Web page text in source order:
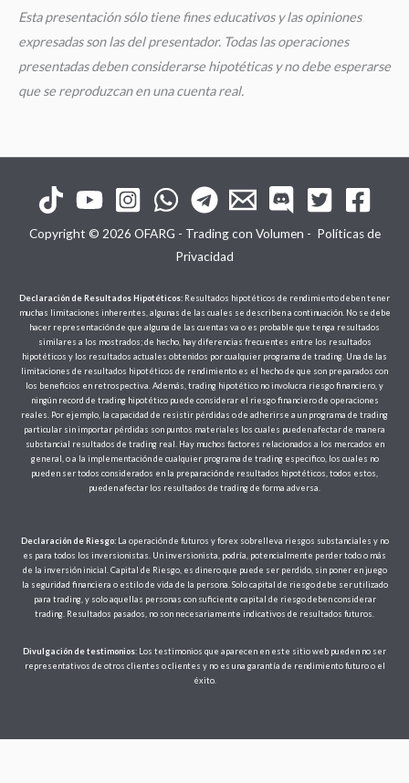
Esta presentación sólo tiene fines educativos y las opiniones
expresadas son las del presentador. Todas las operaciones
presentadas deben considerarse hipotéticas y no debe esperarse
que se reproduzcan en una cuenta real.
Copyright © 2026 OFARG - Trading con Volumen - Políticas de
Privacidad
Declaración de Resultados Hipotéticos: Resultados hipotéticos de rendimiento deben tener
muchas limitaciones inherentes, algunas de las cuales se describen a continuación. No se debe
hacer representación de que alguna de las cuentas va o es probable que tenga resultados
similares a los mostrados; de hecho, hay diferencias frecuentes entre los resultados
hipotéticos y los resultados actuales obtenidos por cualquier programa de trading. Una de las
limitaciones de resultados hipotéticos de rendimiento es el hecho de que son preparados con
los beneficios en retrospectiva. Además, trading hipotético no involucra riesgo financiero, y
ningún record de trading hipotético puede considerar el riesgo financiero de operaciones
reales. Por ejemplo, la capacidad de resistir pérdidas o de adherirse a un programa de trading
particular sin importar pérdidas son puntos materiales los cuales pueden afectar de manera
substancial resultados de trading real. Hay muchos factores relacionados a los mercados en
general, o a la implementación de cualquier programa de trading especifico, los cuales no
pueden ser todos considerados en la preparación de resultados hipotéticos, todos estos,
pueden afectar los resultados de trading de forma adversa.
Declaración de Riesgo:La operación de futuros y forex sobrelleva riesgos substanciales y no
es para todos los inversionistas. Un inversionista, podría, potencialmente perder todo o más
de la inversión inicial. Capital de Riesgo, es dinero que puede ser perdido, sin poner en juego
la seguridad financiera o estilo de vida de la persona. Solo capital de riesgo debe ser utilizado
para trading, y solo aquellas personas con suficiente capital de riesgo deben considerar
trading. Resultados pasados, no son necesariamente indicativos de resultados futuros.
Divulgación de testimonios: Los testimonios que aparecen en este sitio web pueden no ser
representativos de otros clientes o clientes y no es una garantía de rendimiento futuro o el
éxito.